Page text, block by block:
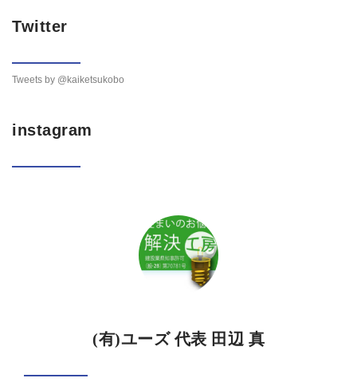
Twitter
Tweets by @kaiketsukobo
instagram
(有)ユーズ 代表 田辺 真